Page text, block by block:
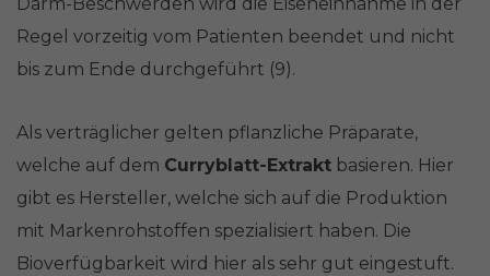
Darm-Beschwerden wird die Eiseneinnahme in der
Regel vorzeitig vom Patienten beendet und nicht
bis zum Ende durchgeführt (9).
Als verträglicher gelten pflanzliche Präparate,
welche auf dem Curryblatt-Extrakt basieren. Hier
gibt es Hersteller, welche sich auf die Produktion
mit Markenrohstoffen spezialisiert haben. Die
Bioverfügbarkeit wird hier als sehr gut eingestuft.